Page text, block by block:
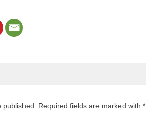
Required fields are marked with *